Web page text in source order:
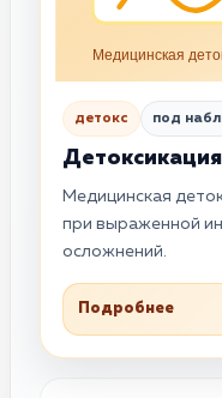
Медицинская
детокс под
Медицинская
при выраженной
осложнений.
Подробнее